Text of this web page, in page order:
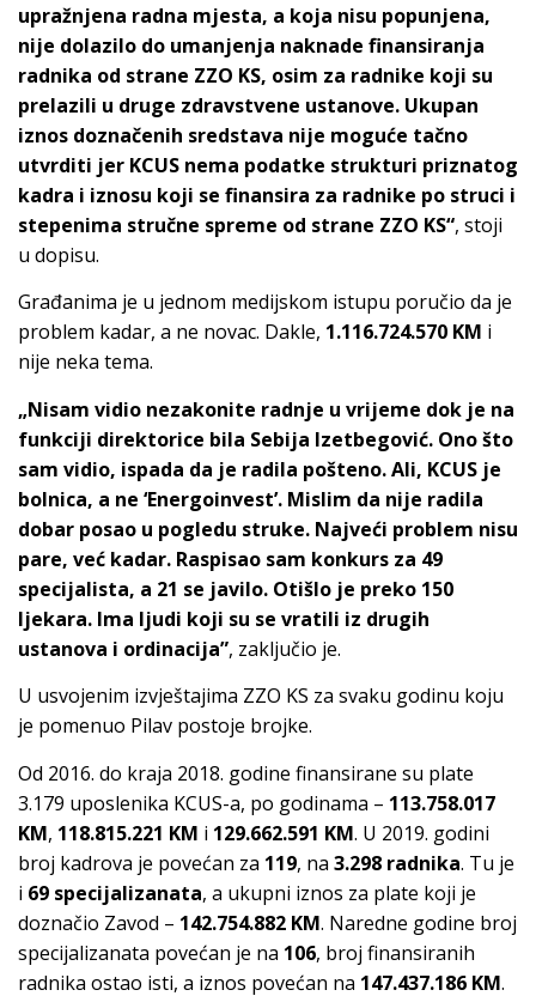
upražnjena radna mjesta, a koja nisu popunjena,
nije dolazilo do umanjenja naknade finansiranja
radnika od strane ZZO KS, osim za radnike koji su
prelazili u druge zdravstvene ustanove. Ukupan
iznos doznačenih sredstava nije moguće tačno
utvrditi jer KCUS nema podatke strukturi priznatog
kadra i iznosu koji se finansira za radnike po struci i
stepenima stručne spreme od strane ZZO KS“, stoji
u dopisu.
Građanima je u jednom medijskom istupu poručio da je
problem kadar, a ne novac. Dakle, 1.116.724.570 KM i
nije neka tema.
„Nisam vidio nezakonite radnje u vrijeme dok je na
funkciji direktorice bila Sebija Izetbegović. Ono što
sam vidio, ispada da je radila pošteno. Ali, KCUS je
bolnica, a ne ‘Energoinvest’. Mislim da nije radila
dobar posao u pogledu struke. Najveći problem nisu
pare, već kadar. Raspisao sam konkurs za 49
specijalista, a 21 se javilo. Otišlo je preko 150
ljekara. Ima ljudi koji su se vratili iz drugih
ustanova i ordinacija”, zaključio je.
U usvojenim izvještajima ZZO KS za svaku godinu koju
je pomenuo Pilav postoje brojke.
Od 2016. do kraja 2018. godine finansirane su plate
3.179 uposlenika KCUS-a, po godinama – 113.758.017
KM, 118.815.221 KM i 129.662.591 KM. U 2019. godini
broj kadrova je povećan za 119, na 3.298 radnika. Tu je
i 69 specijalizanata, a ukupni iznos za plate koji je
doznačio Zavod – 142.754.882 KM. Naredne godine broj
specijalizanata povećan je na 106, broj finansiranih
radnika ostao isti, a iznos povećan na 147.437.186 KM.